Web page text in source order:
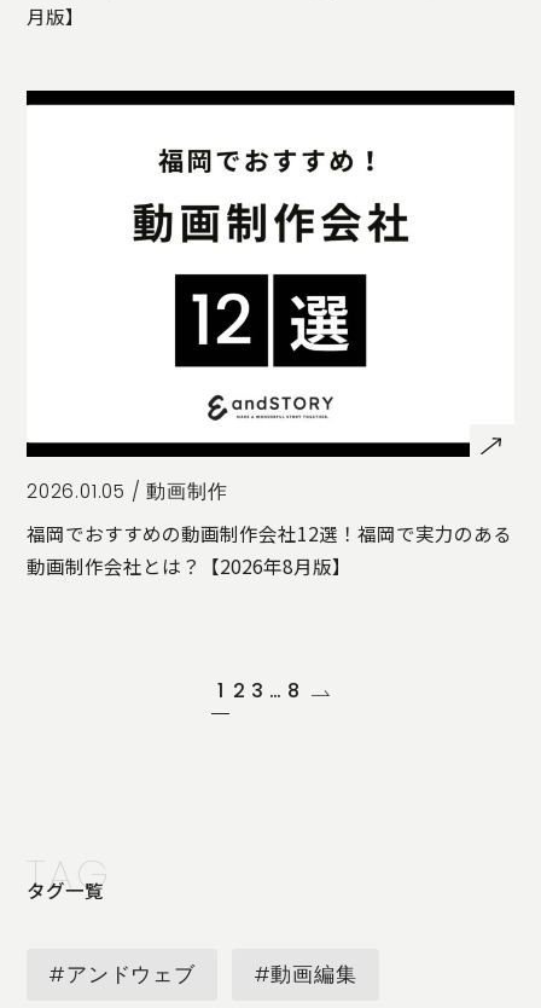
月版】
2026.01.05 /動画制作
福岡でおすすめの動画制作会社12選！福岡で実力のある
動画制作会社とは？【2026年8月版】
1 2 3 … 8
TAG
タグ一覧
#アンドウェブ #動画編集